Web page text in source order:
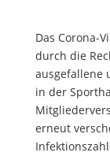
Das Corona-
durch die
ausgefallene
in der
erneut